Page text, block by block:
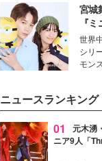
取締
ター
個性
衣装
気と
宮城
『
ズ』
だけ
動
世界
シリ
モン
デル
談を
ら、
の感
ニュースランキング
01
元木湧
ニア9人「